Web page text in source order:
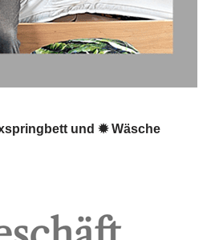
und ✹ Wäsche